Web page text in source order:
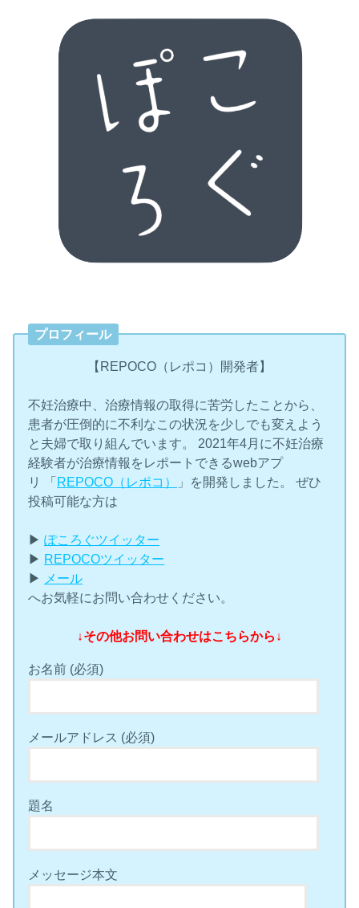
プロフィール
【REPOCO（レポコ）開発者】
不妊治療中、治療情報の取得に苦労したことから、
患者が圧倒的に不利なこの状況を少しでも変えよう
と夫婦で取り組んでいます。 2021年4月に不妊治療
経験者が治療情報をレポートできるwebアプ
リ 「REPOCO（レポコ）
」を開発しました。 ぜひ
投稿可能な方は
▶︎ぽころぐツイッター
▶︎ REPOCOツイッター
▶︎
メール
へお気軽にお問い合わせください。
↓その他お問い合わせはこちらから↓
お名前 (必須)
メールアドレス (必須)
題名
メッセージ本文